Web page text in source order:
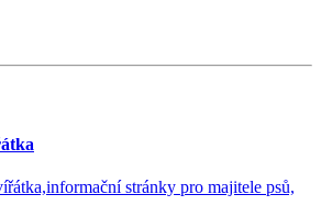
stránky pro majitele psů,